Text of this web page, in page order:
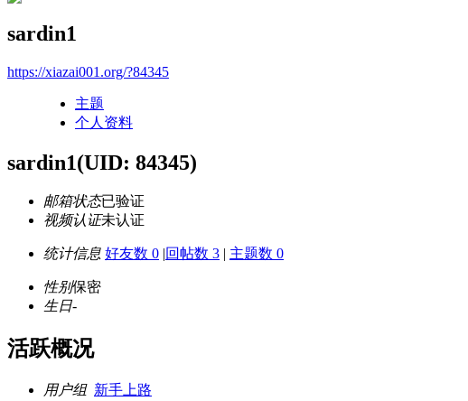
sardin1
https://xiazai001.org/?84345
主题
个人资料
sardin1(UID: 84345)
邮箱状态已验证
视频认证未认证
统计信息 好友数 0 |回帖数 3 | 主题数 0
性别保密
生日-
活跃概况
用户组 新手上路